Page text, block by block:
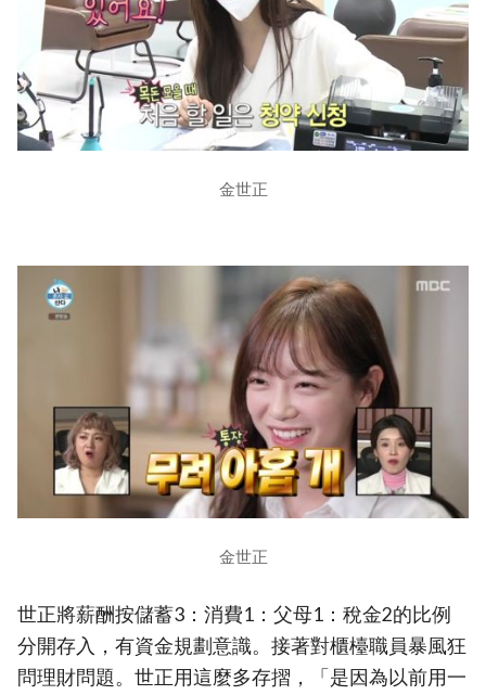
金世正
金世正
世正將薪酬按儲蓄3：消費1：父母1：稅金2的比例
分開存入，有資金規劃意識。接著對櫃檯職員暴風狂
問理財問題。世正用這麼多存摺，「是因為以前用一